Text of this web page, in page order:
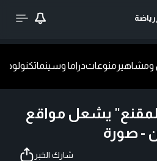
رياضة
منوعاتدراما وسينماتكنولوجيا
يشعل مواقع
- صورة
شارك الخبر